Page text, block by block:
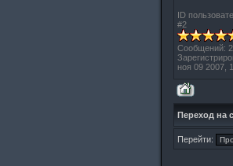
ID
#2
Сообщений:
ноя 09 2007,
Переход на
Перейти: